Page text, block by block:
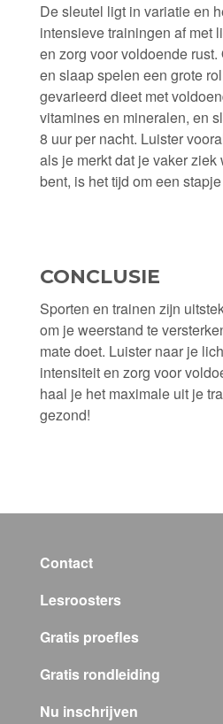
De sleutel ligt in variatie en
intensieve trainingen af met
en zorg voor voldoende
en slaap spelen een grote
gevarieerd dieet met
vitamines en mineralen, en
8 uur per nacht. Luister
als je merkt dat je vaker ziek
bent, is het tijd om een
CONCLUSIE
Sporten en trainen zijn
om je weerstand te
mate doet. Luister naar je
intensiteit en zorg voor
haal je het maximale uit je
gezond!
Contact
Lesroosters
Gratis proefles
Gratis rondleiding
Nu inschrijven